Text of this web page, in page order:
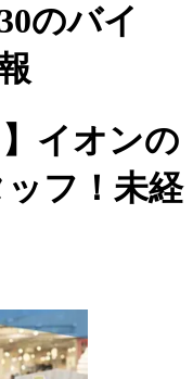
のバイ
】イオンの
フ！未経